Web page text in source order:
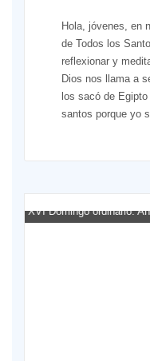
Hola, jóvenes, en
de Todos los
reflexionar y
Dios nos llama a
los sacó de
santos porque yo